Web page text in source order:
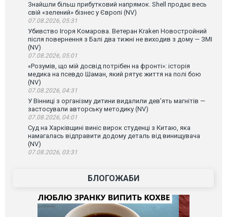
Знайшли більш прибутковий напрямок. Shell продає весь
свій «зелений» бізнес у Європі (NV)
07.08.2026, 05:31
Убивство Ігоря Комарова. Ветеран Kraken Новостройний
після повернення з Балі два тижні не виходив з дому — ЗМІ
(NV)
07.08.2026, 05:01
«Розумів, що мій досвід потрібен на фронті»: історія
медика на псевдо Шаман, який рятує життя на полі бою
(NV)
07.08.2026, 04:31
У Вінниці з організму дитини видалили дев’ять магнітів —
застосували авторську методику (NV)
07.08.2026, 04:01
Суд на Харківщині виніс вирок студенці з Китаю, яка
намагалась відправити додому деталь від винищувача
(NV)
07.08.2026, 03:31
БЛОГОЖАБИ